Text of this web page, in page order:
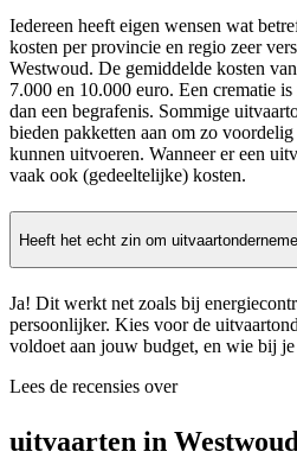
Iedereen heeft eigen wensen wat
kosten per provincie en regio zeer
Westwoud. De gemiddelde kosten
7.000 en 10.000 euro. Een crematie
dan een begrafenis. Sommige
bieden pakketten aan om zo
kunnen uitvoeren. Wanneer er een
vaak ook (gedeeltelijke) kosten.
Heeft het echt zin om
Ja! Dit werkt net zoals bij
persoonlijker. Kies voor de
voldoet aan jouw budget, en wie bij je
Lees de recensies over
uitvaarten in